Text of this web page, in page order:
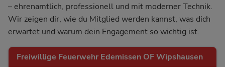
– ehrenamtlich, professionell und mit moderner Technik.
Wir zeigen dir, wie du Mitglied werden kannst, was dich
erwartet und warum dein Engagement so wichtig ist.
Freiwillige Feuerwehr Edemissen OF Wipshausen